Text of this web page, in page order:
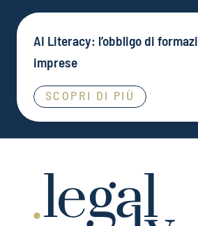
AI Literacy: l’obbligo di
imprese
SCOPRI DI PIÙ